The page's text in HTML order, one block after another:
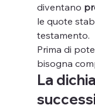
diventano
le quote
testamento.
Prima di
bisogna
La